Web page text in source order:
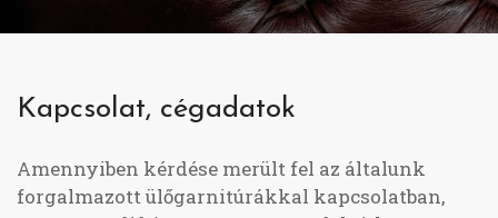
Kapcsolat, cégadatok
Amennyiben kérdése merült fel az általunk
forgalmazott ülőgarnitúrákkal kapcsolatban,